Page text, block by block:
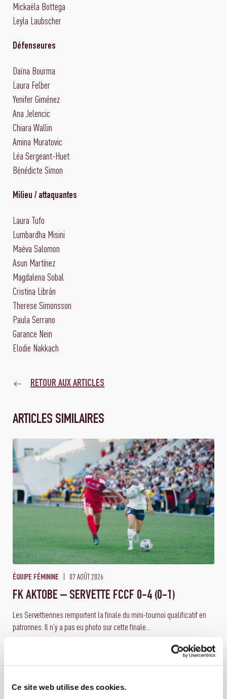
Ce site web utilise des cookies.
Mickaëla Bottega
Leyla Laubscher
Défenseures
Daïna Bourma
Laura Felber
Yenifer Giménez
Ana Jelencic
Chiara Wallin
Amina Muratovic
Léa Sergeant-Huet
Bénédicte Simon
Milieu / attaquantes
Laura Tufo
Lumbardha Misini
Maëva Salomon
Asun Martínez
Magdalena Sobal
Cristina Librán
Therese Simonsson
Paula Serrano
Garance Nein
Elodie Nakkach
RETOUR AUX ARTICLES
ARTICLES SIMILAIRES
ÉQUIPE FÉMININE 07 AOÛT 2026
FK AKTOBE – SERVETTE FCCF 0-4 (0-1)
Les Servettiennes remportent la finale du mini-tournoi qualificatif en
patronnes. Il n’y a pas eu photo sur cette finale...